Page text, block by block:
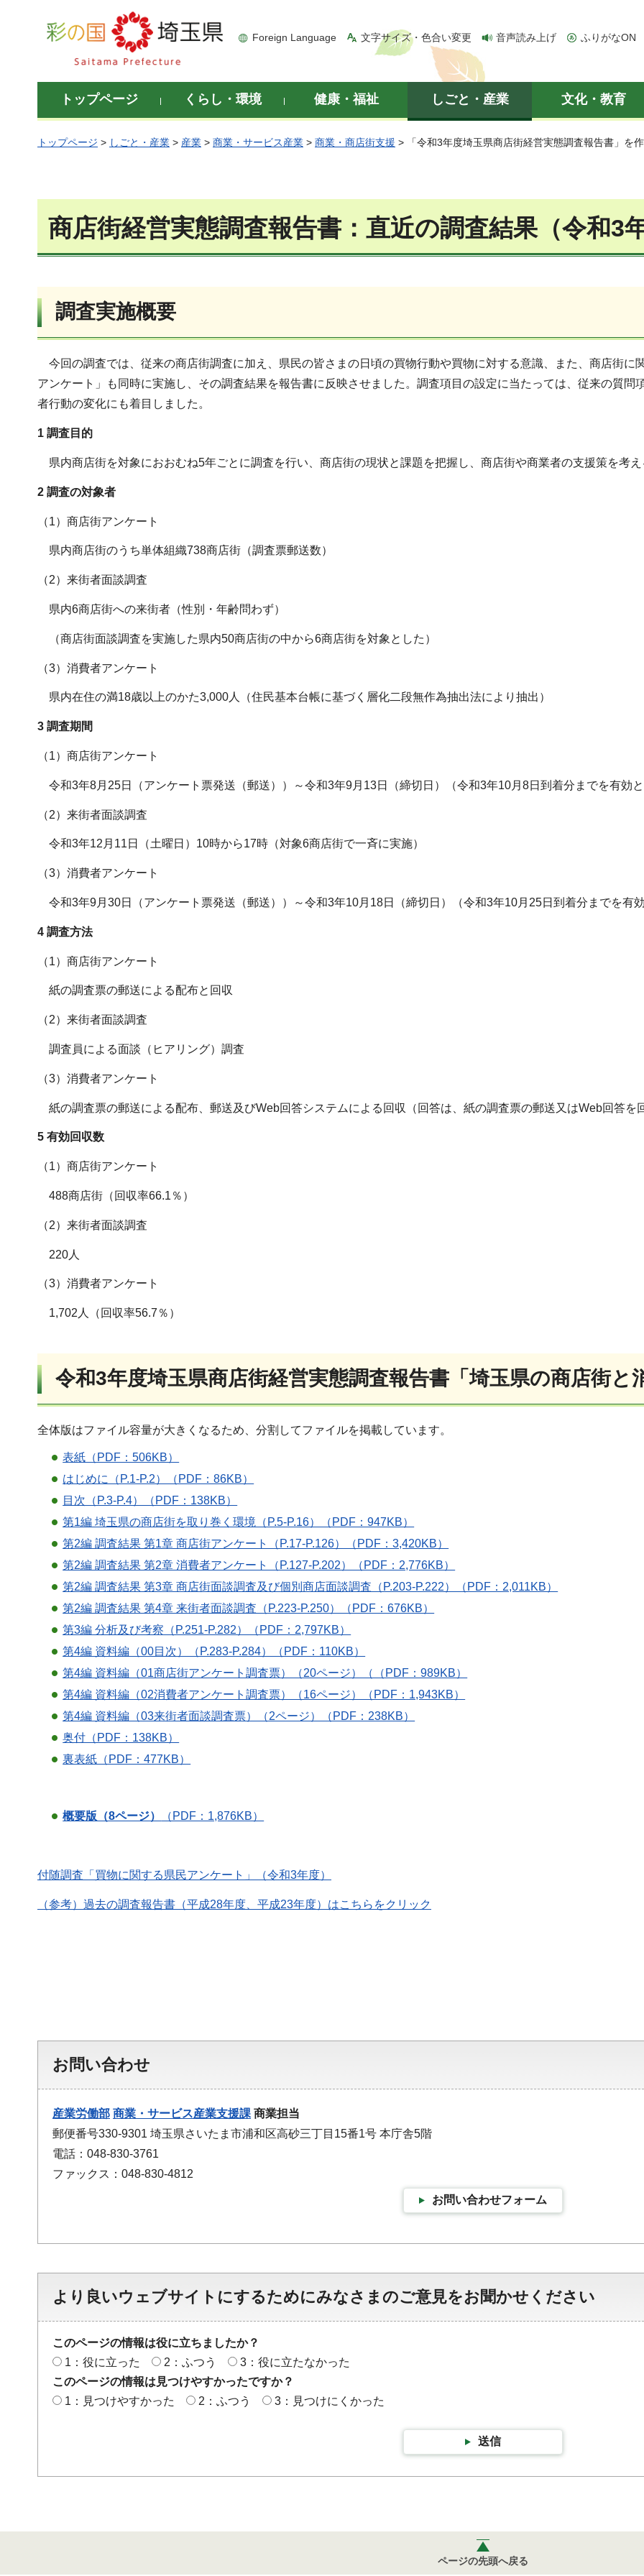
彩の国 埼玉県
Foreign Language 文字サイズ・色合い変更 音声読み上げ ふりがなON
トップページ くらし・環境 健康・福祉 しごと・産業 文化・教育
トップページ > しごと・産業 > 産業 > 商業・サービス産業 > 商業・商店街支援 > 「令和3年度埼玉県商店街経営実態調査報告書」を
商店街経営実態調査報告書：直近の調査結果（令和3年
調査実施概要
今回の調査では、従来の商店街調査に加え、県民の皆さまの日頃の買物行動や買物に対する意識、また、商店街に
アンケート」も同時に実施し、その調査結果を報告書に反映させました。調査項目の設定に当たっては、従来の質
者行動の変化にも着目しました。
1 調査目的
県内商店街を対象におおむね5年ごとに調査を行い、商店街の現状と課題を把握し、商店街や商業者の支援策を考
2 調査の対象者
（1）商店街アンケート
県内商店街のうち単体組織738商店街（調査票郵送数）
（2）来街者面談調査
県内6商店街への来街者（性別・年齢問わず）
（商店街面談調査を実施した県内50商店街の中から6商店街を対象とした）
（3）消費者アンケート
県内在住の満18歳以上のかた3,000人（住民基本台帳に基づく層化二段無作為抽出法により抽出）
3 調査期間
（1）商店街アンケート
令和3年8月25日（アンケート票発送（郵送））～令和3年9月13日（締切日）（令和3年10月8日到着分までを有効と
（2）来街者面談調査
令和3年12月11日（土曜日）10時から17時（対象6商店街で一斉に実施）
（3）消費者アンケート
令和3年9月30日（アンケート票発送（郵送））～令和3年10月18日（締切日）（令和3年10月25日到着分までを有効
4 調査方法
（1）商店街アンケート
紙の調査票の郵送による配布と回収
（2）来街者面談調査
調査員による面談（ヒアリング）調査
（3）消費者アンケート
紙の調査票の郵送による配布、郵送及びWeb回答システムによる回収（回答は、紙の調査票の郵送又はWeb回答を
5 有効回収数
（1）商店街アンケート
488商店街（回収率66.1％）
（2）来街者面談調査
220人
（3）消費者アンケート
1,702人（回収率56.7％）
令和3年度埼玉県商店街経営実態調査報告書「埼玉県の商店街と
全体版はファイル容量が大きくなるため、分割してファイルを掲載しています。
表紙（PDF：506KB）
はじめに（P.1-P.2）（PDF：86KB）
目次（P.3-P.4）（PDF：138KB）
第1編 埼玉県の商店街を取り巻く環境（P.5-P.16）（PDF：947KB）
第2編 調査結果 第1章 商店街アンケート（P.17-P.126）（PDF：3,420KB）
第2編 調査結果 第2章 消費者アンケート（P.127-P.202）（PDF：2,776KB）
第2編 調査結果 第3章 商店街面談調査及び個別商店面談調査（P.203-P.222）（PDF：2,011KB）
第2編 調査結果 第4章 来街者面談調査（P.223-P.250）（PDF：676KB）
第3編 分析及び考察（P.251-P.282）（PDF：2,797KB）
第4編 資料編（00目次）（P.283-P.284）（PDF：110KB）
第4編 資料編（01商店街アンケート調査票）（20ページ）（（PDF：989KB）
第4編 資料編（02消費者アンケート調査票）（16ページ）（PDF：1,943KB）
第4編 資料編（03来街者面談調査票）（2ページ）（PDF：238KB）
奥付（PDF：138KB）
裏表紙（PDF：477KB）
概要版（8ページ） （PDF：1,876KB）
付随調査「買物に関する県民アンケート」（令和3年度）
（参考）過去の調査報告書（平成28年度、平成23年度）はこちらをクリック
お問い合わせ
産業労働部 商業・サービス産業支援課 商業担当
郵便番号330-9301 埼玉県さいたま市浦和区高砂三丁目15番1号 本庁舎5階
電話：048-830-3761
ファックス：048-830-4812
お問い合わせフォーム
より良いウェブサイトにするためにみなさまのご意見をお聞かせください
このページの情報は役に立ちましたか？
1：役に立った
2：ふつう
3：役に立たなかった
このページの情報は見つけやすかったですか？
1：見つけやすかった
2：ふつう 3：見つけにくかった
送信
ページの先頭へ戻る